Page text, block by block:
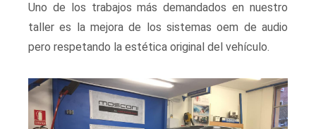
Uno de los trabajos más demandados en nuestro
taller es la mejora de los sistemas oem de audio
pero respetando la estética original del vehículo.